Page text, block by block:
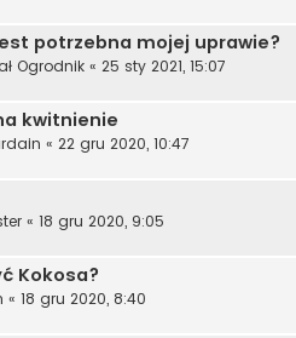
potrzebna mojej uprawie?
Ogrodnik « 25 sty 2021, 15:07
kwitnienie
« 22 gru 2020, 10:47
« 18 gru 2020, 9:05
Kokosa?
« 18 gru 2020, 8:40